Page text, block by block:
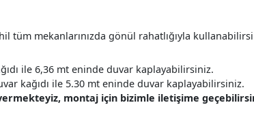
tüm mekanlarınızda gönül rahatlığıyla
ile 6,36 mt eninde duvar kaplayabilirsiniz.
kağıdı ile 5.30 mt eninde duvar kaplayabilirsiniz.
montaj için bizimle iletişime